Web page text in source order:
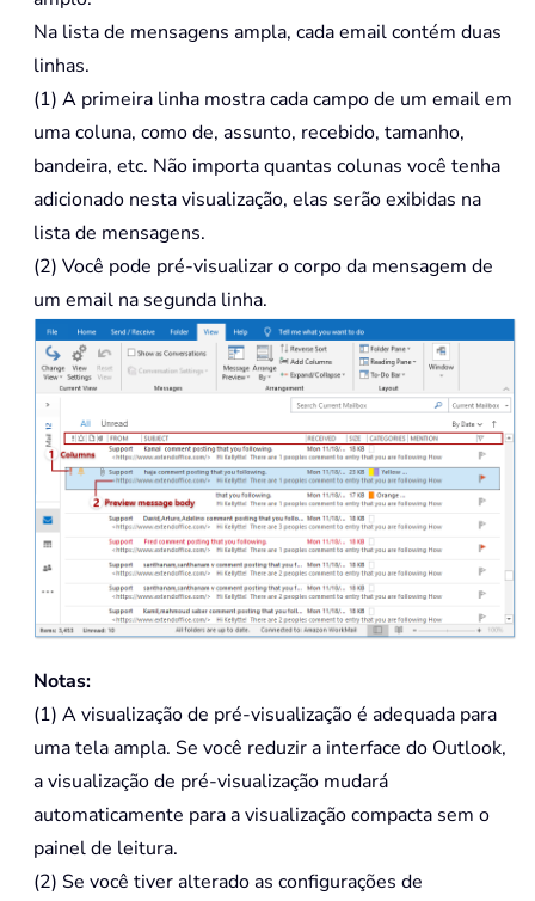
Na lista de mensagens ampla, cada email contém duas
linhas.
(1) A primeira linha mostra cada campo de um email em
uma coluna, como de, assunto, recebido, tamanho,
bandeira, etc. Não importa quantas colunas você tenha
adicionado nesta visualização, elas serão exibidas na
lista de mensagens.
(2) Você pode pré-visualizar o corpo da mensagem de
um email na segunda linha.
Notas:
(1) A visualização de pré-visualização é adequada para
uma tela ampla. Se você reduzir a interface do Outlook,
a visualização de pré-visualização mudará
automaticamente para a visualização compacta sem o
painel de leitura.
(2) Se você tiver alterado as configurações de